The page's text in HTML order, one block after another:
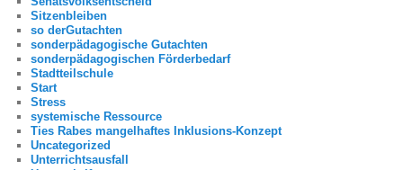
Sitzenbleiben
so derGutachten
sonderpädagogische Gutachten
sonderpädagogischen Förderbedarf
Stadtteilschule
Start
Stress
systemische Ressource
Ties Rabes mangelhaftes Inklusions-Konzept
Uncategorized
Unterrichtsausfall